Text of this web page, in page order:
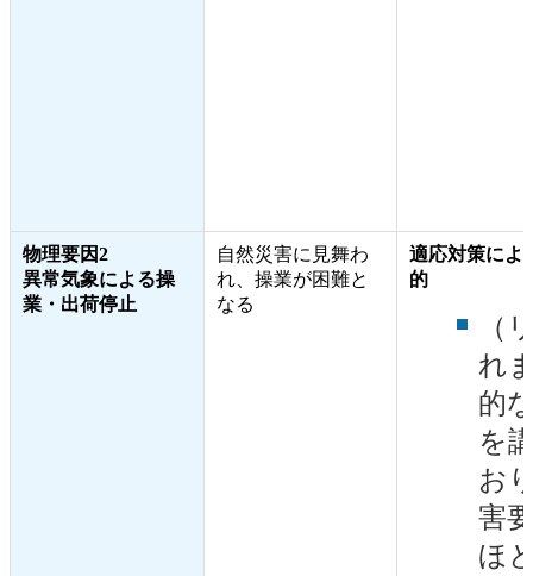
物理要因2
異常気象による操
業・出荷停止
自然災害に見舞わ
れ、操業が困難と
なる
適応対策によ
的
（
れ
的
を
お
害
ほ